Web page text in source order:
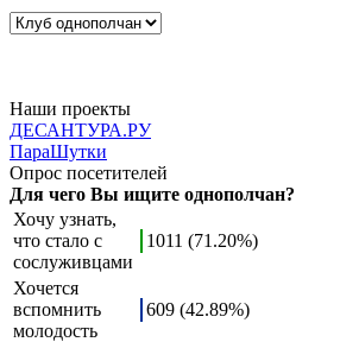
Наши проекты
ДЕСАНТУРА.РУ
ПараШутки
Опрос посетителей
Для чего Вы ищите однополчан?
Хочу узнать,
что стало с
сослуживцами
1011 (71.20%)
Хочется
вспомнить
молодость
609 (42.89%)